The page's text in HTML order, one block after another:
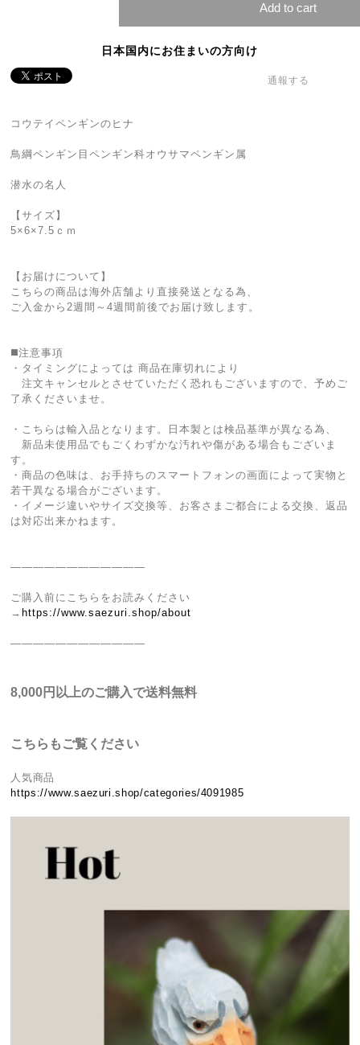
Add to cart
日本国内にお住まいの方向け
通報する
コウテイペンギンのヒナ
鳥綱ペンギン目ペンギン科オウサマペンギン属
潜水の名人
【サイズ】
5×6×7.5ｃｍ
【お届けについて】
こちらの商品は海外店舗より直接発送となる為、
ご入金から2週間～4週間前後でお届け致します。
◼️注意事項
・タイミングによっては 商品在庫切れにより
注文キャンセルとさせていただく恐れもございますので、予めご
了承くださいませ。
・こちらは輸入品となります。日本製とは検品基準が異なる為、
新品未使用品でもごくわずかな汚れや傷がある場合もございま
す。
・商品の色味は、お手持ちのスマートフォンの画面によって実物と
若干異なる場合がございます。
・イメージ違いやサイズ交換等、お客さまご都合による交換、返品
は対応出来かねます。
————————————
ご購入前にこちらをお読みください
→ https://www.saezuri.shop/about
————————————
8,000円以上のご購入で送料無料
こちらもご覧ください
人気商品
https://www.saezuri.shop/categories/4091985